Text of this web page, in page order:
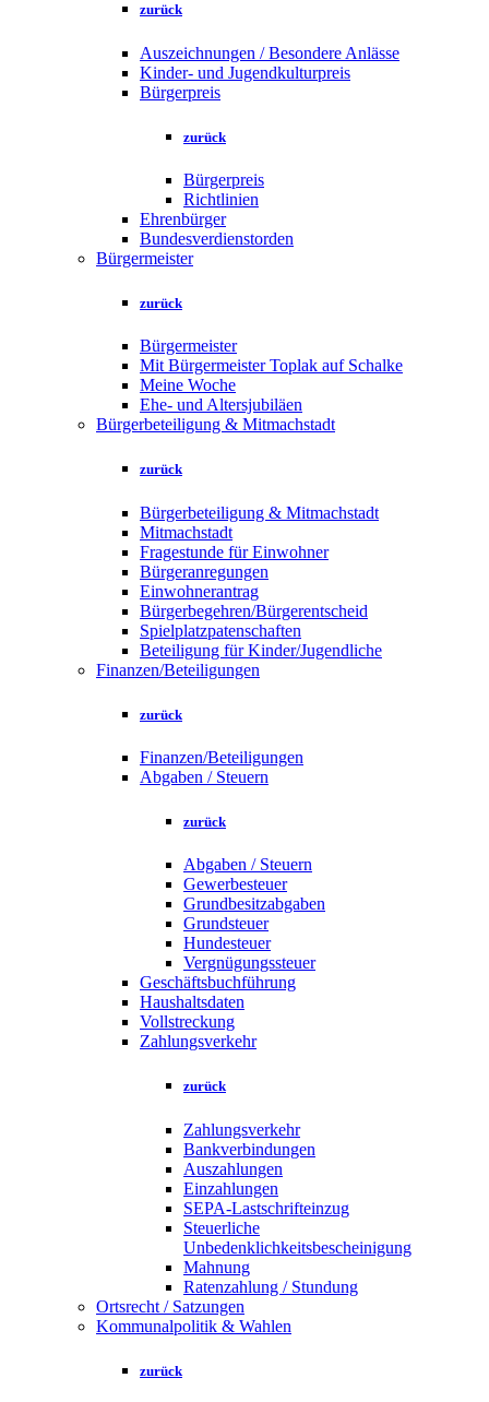
zurück
Auszeichnungen / Besondere Anlässe
Kinder- und Jugendkulturpreis
Bürgerpreis
zurück
Bürgerpreis
Richtlinien
Ehrenbürger
Bundesverdienstorden
Bürgermeister
zurück
Bürgermeister
Mit Bürgermeister Toplak auf Schalke
Meine Woche
Ehe- und Altersjubiläen
Bürgerbeteiligung & Mitmachstadt
zurück
Bürgerbeteiligung & Mitmachstadt
Mitmachstadt
Fragestunde für Einwohner
Bürgeranregungen
Einwohnerantrag
Bürgerbegehren/Bürgerentscheid
Spielplatzpatenschaften
Beteiligung für Kinder/Jugendliche
Finanzen/Beteiligungen
zurück
Finanzen/Beteiligungen
Abgaben / Steuern
zurück
Abgaben / Steuern
Gewerbesteuer
Grundbesitzabgaben
Grundsteuer
Hundesteuer
Vergnügungssteuer
Geschäftsbuchführung
Haushaltsdaten
Vollstreckung
Zahlungsverkehr
zurück
Zahlungsverkehr
Bankverbindungen
Auszahlungen
Einzahlungen
SEPA-Lastschrifteinzug
Steuerliche
Unbedenklichkeitsbescheinigung
Mahnung
Ratenzahlung / Stundung
Ortsrecht / Satzungen
Kommunalpolitik & Wahlen
zurück